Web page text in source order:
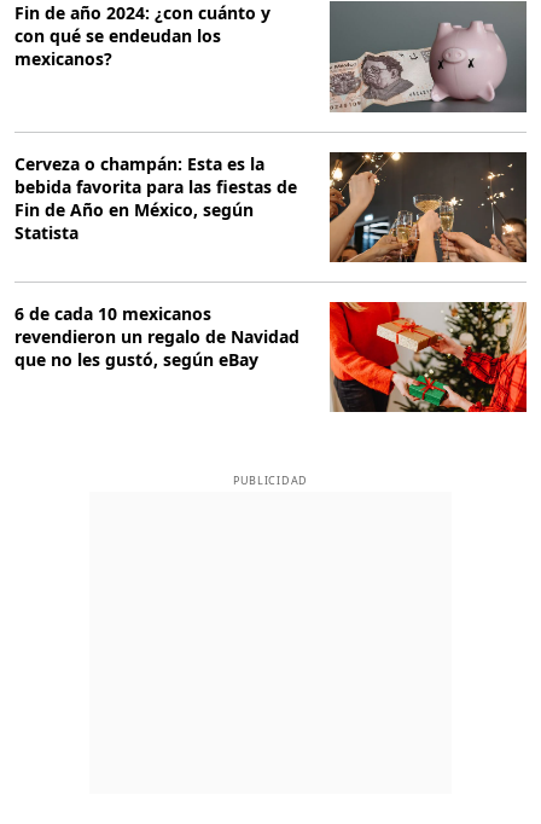
Fin de año 2024: ¿con cuánto y
con qué se endeudan los
mexicanos?
Cerveza o champán: Esta es la
bebida favorita para las fiestas de
Fin de Año en México, según
Statista
6 de cada 10 mexicanos
revendieron un regalo de Navidad
que no les gustó, según eBay
PUBLICIDAD